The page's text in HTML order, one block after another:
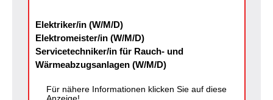
Elektriker/in (W/M/D)
Elektromeister/in (W/M/D)
Servicetechniker/in für Rauch- und
Wärmeabzugsanlagen (W/M/D)
Für nähere Informationen klicken Sie auf diese